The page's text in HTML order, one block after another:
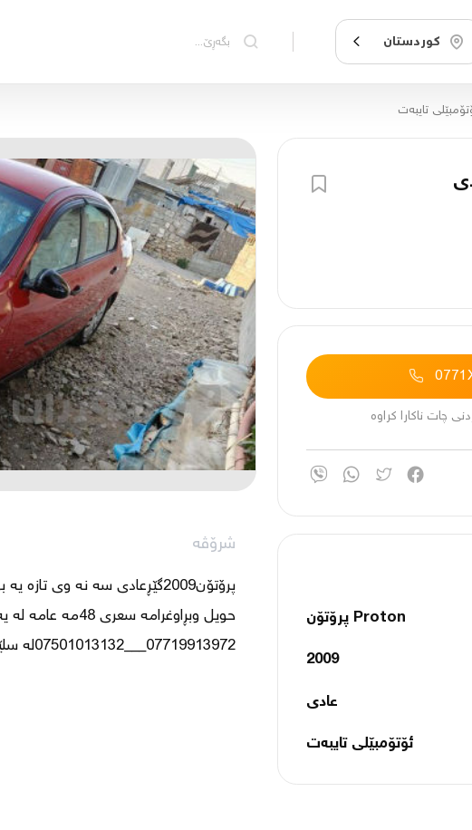
کوردستان
تایبه‌ت
چات ناکارا کراوە
Proton پرۆتۆن
2009
عادی
ئۆتۆمبێلی تایبه‌ت
شرۆڤە
07719913972___07501013132لە سلێمانیم